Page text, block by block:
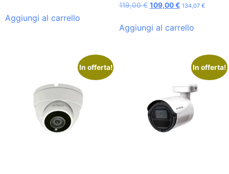
Aggiungi al carrello
119,00€ 109,00€ 134,07 €
Aggiungi al carrello
In offerta! In offerta!